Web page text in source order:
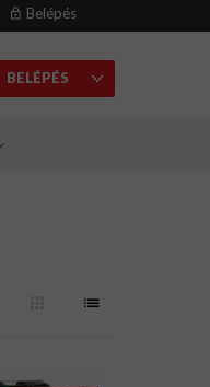
Belépés
BELÉPÉS